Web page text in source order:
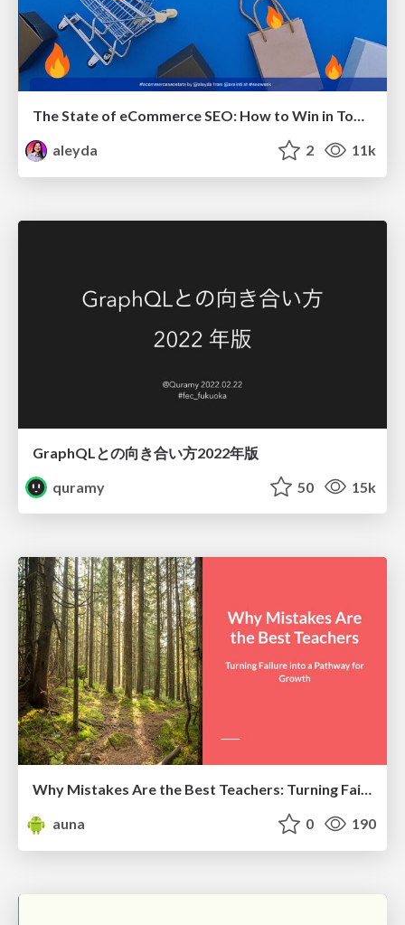
The State of eCommerce SEO: How to Win in Today's Products SERPs - #SEOweek
aleyda
2 11k
GraphQLとの向き合い方2022年版
quramy
50 15k
Why Mistakes Are the Best Teachers: Turning Failure into a Pathway for Growth
auna
0 190